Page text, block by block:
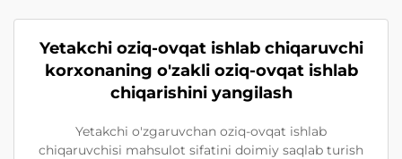
Yetakchi oziq-ovqat ishlab chiqaruvchi
korxonaning o'zakli oziq-ovqat ishlab
chiqarishini yangilash
Yetakchi o'zgaruvchan oziq-ovqat ishlab
chiqaruvchisi mahsulot sifatini doimiy saqlab turish